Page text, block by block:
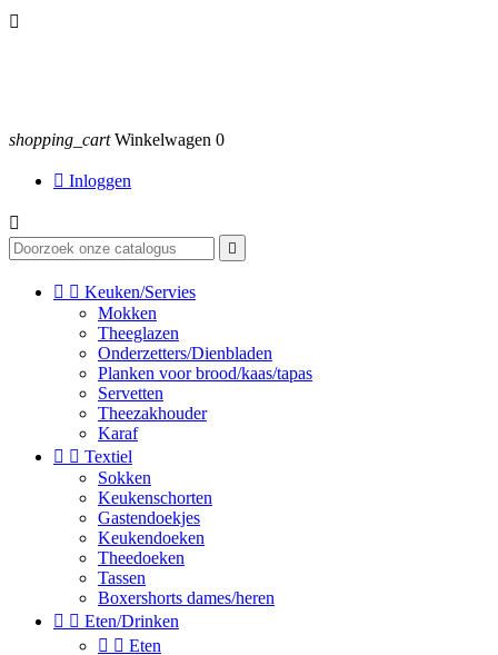

shopping_cart Winkelwagen 0
 Inloggen


  Keuken/Servies
Mokken
Theeglazen
Onderzetters/Dienbladen
Planken voor brood/kaas/tapas
Servetten
Theezakhouder
Karaf
  Textiel
Sokken
Keukenschorten
Gastendoekjes
Keukendoeken
Theedoeken
Tassen
Boxershorts dames/heren
  Eten/Drinken
  Eten